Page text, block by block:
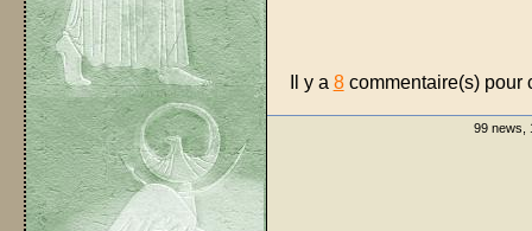
Il y a 8commentaire(s) pour
99 news,